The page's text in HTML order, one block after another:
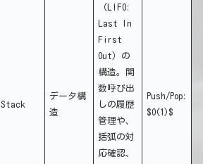
Stack
データ構
造
（LIFO:
Last In
First
Out）の
構造。関
数呼び出
しの履歴
管理や、
括弧の対
応確認、
Push/Pop:
$O(1)$